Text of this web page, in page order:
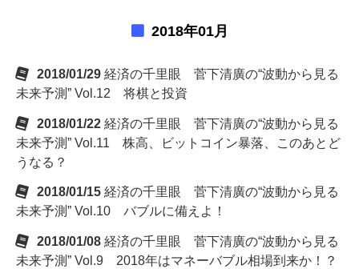
2018年01月
2018/01/29 経済の千里眼 菅下清廣の“波動から見る
未来予測” Vol.12 将棋と投資
2018/01/22 経済の千里眼 菅下清廣の“波動から見る
未来予測” Vol.11 株高、ビットコイン暴落、このあとど
うなる？
2018/01/15 経済の千里眼 菅下清廣の“波動から見る
未来予測” Vol.10 バブルに備えよ！
2018/01/08 経済の千里眼 菅下清廣の“波動から見る
未来予測” Vol.9 2018年はマネーバブル相場到来か！？